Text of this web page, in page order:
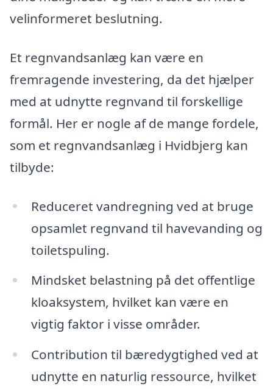
velinformeret beslutning.
Et regnvandsanlæg kan være en
fremragende investering, da det hjælper
med at udnytte regnvand til forskellige
formål. Her er nogle af de mange fordele,
som et regnvandsanlæg i Hvidbjerg kan
tilbyde:
Reduceret vandregning ved at bruge
opsamlet regnvand til havevanding og
toiletspuling.
Mindsket belastning på det offentlige
kloaksystem, hvilket kan være en
vigtig faktor i visse områder.
Contribution til bæredygtighed ved at
udnytte en naturlig ressource, hvilket